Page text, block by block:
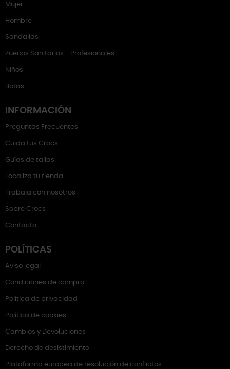
Mujer
Hombre
Sandalias
Zuecos Sanitarios - Profesionales
Niños
Botas
INFORMACIÓN
Preguntas Frecuentes
Cuida tus Crocs
Guías de tallas
Localiza tu tienda
Trabaja con nosotros
Sobre Crocs
Contacto
POLÍTICAS
Aviso legal
Condiciones de compra
Política de privacidad
Política de cookies
Cambios y Devoluciones
Derecho de desistimiento
Plataforma europea de resolución de conflictos